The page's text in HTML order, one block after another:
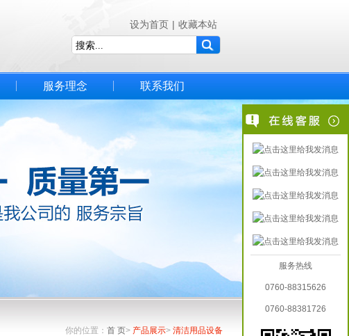
设为首页 | 收藏本站
服务理念 联系我们
你的位置： 首 页> 产品展示> 清洁用品设备
服务热线
0760-88315626
0760-88381726